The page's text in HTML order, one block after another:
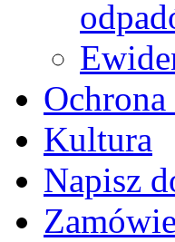
Kultura
Napisz